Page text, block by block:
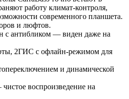
работу климат-контроля,
современного планшета.
и люфтов.
с антибликом — виден даже на
2ГИС с офлайн-режимом для
и динамической
воспроизведение на